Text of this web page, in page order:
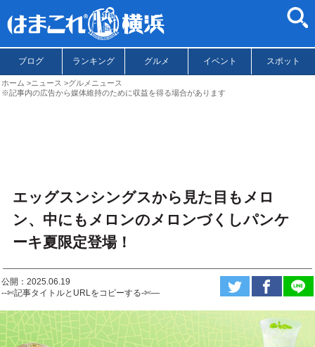
ブログ ランキング グルメ イベント スポット
ホーム ニュース
グルメニュース
※記事内の広告から媒体維持のために収益を得る場合があります
エッグスンシングスから見た目もメロ
ン、中にもメロンのメロンづくしパンケ
ーキ夏限定登場！
公開：2025.06.19
--✄記事タイトルとURLをコピーする-✄—